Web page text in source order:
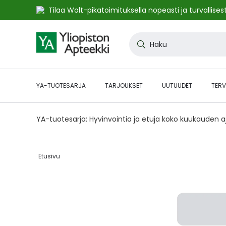
Tilaa Wolt-pikatoimituksella nopeasti ja
to
Content
YA-TUOTESARJA TARJOUKSET UUTUUDET
YA-tuotesarja: Hyvinvointia ja etuja koko
Etusivu‎